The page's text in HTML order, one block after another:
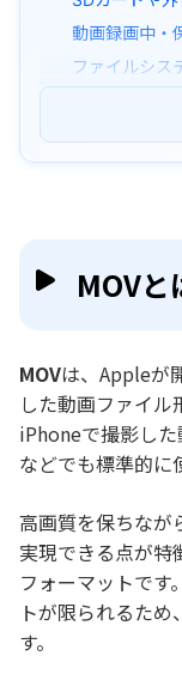
動画録画中・
ファイルシス
無料でMOV
方法4．デー
方法1．動画
方法2．動画
する
MOV動画に
まとめ
MOVと
MOVは、Appleが
した動画ファイル
iPhoneで撮影し
などでも標準的に
高画質を保ちなが
実現できる点が特
フォーマットです
トが限られるた
す。